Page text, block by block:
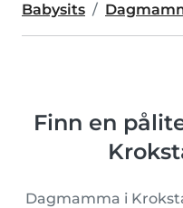
Babysits
Finn en
Dagmamma i